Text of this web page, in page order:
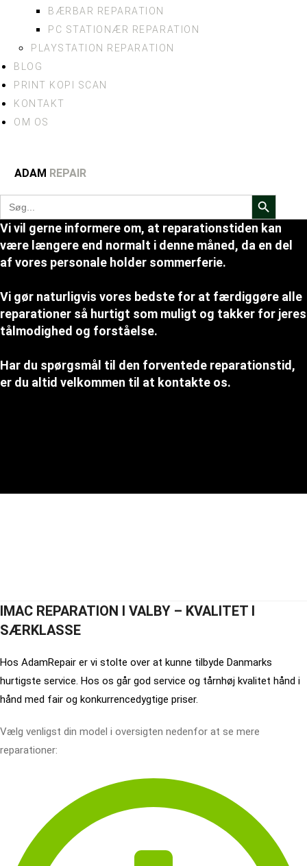
BÆRBAR REPARATION
PC STATIONÆR REPARATION
PLAYSTATION REPARATION
BLOG
PRINT KOPI SCAN
KONTAKT
OM OS
ADAM REPAIR
Search
for:
Search Button
Vi vil gerne informere om, at reparationstiden kan
være længere end normalt i denne måned, da en del
af vores personale holder sommerferie.
Vi gør naturligvis vores bedste for at færdiggøre alle
reparationer så hurtigt som muligt og takker for jeres
tålmodighed og forståelse.
Har du spørgsmål til den forventede reparationstid,
er du altid velkommen til at kontakte os.
IMAC REPARATION I VALBY – KVALITET I
SÆRKLASSE
Hos AdamRepair er vi stolte over at kunne tilbyde Danmarks
hurtigste service. Hos os går god service og tårnhøj kvalitet hånd i
hånd med fair og konkurrencedygtige priser.
Vælg venligst din model i oversigten nedenfor at se mere
reparationer: